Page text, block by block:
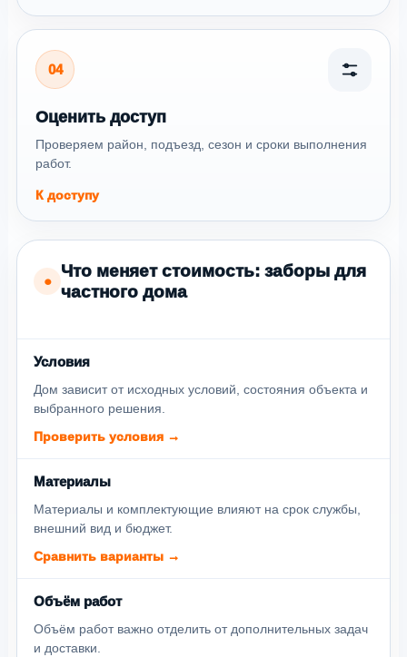
04
Оценить доступ
Проверяем район, подъезд, сезон и сроки выполнения
работ.
К доступу
●
Что меняет стоимость: заборы для
частного дома
Условия
Дом зависит от исходных условий, состояния объекта и
выбранного решения.
Проверить условия →
Материалы
Материалы и комплектующие влияют на срок службы,
внешний вид и бюджет.
Сравнить варианты →
Объём работ
Объём работ важно отделить от дополнительных задач
и доставки.